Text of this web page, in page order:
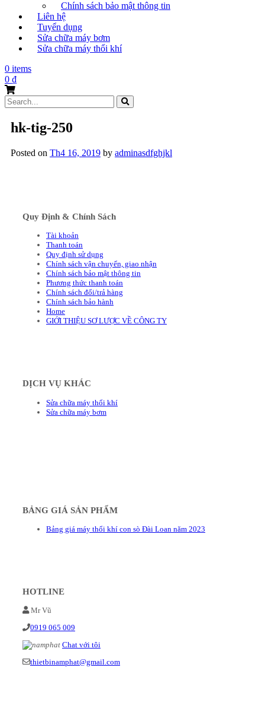
Chính sách bảo mật thông tin
Liên hệ
Tuyển dụng
Sửa chữa máy bơm
Sửa chữa máy thổi khí
0 items
0 ₫
Search
for:
hk-tig-250
Posted on Th4 16, 2019 by adminasdfghjkl
Quy Định & Chính Sách
Tài khoản
Thanh toán
Quy định sử dụng
Chính sách vận chuyển, giao nhận
Chính sách bảo mật thông tin
Phương thức thanh toán
Chính sách đổi/trả hàng
Chính sách bảo hành
Home
GIỚI THIỆU SƠ LƯỢC VỀ CÔNG TY
DỊCH VỤ KHÁC
Sửa chữa máy thổi khí
Sửa chữa máy bơm
BẢNG GIÁ SẢN PHẨM
Bảng giá máy thổi khí con sò Đài Loan năm 2023
HOTLINE
Mr Vũ
0919 065 009
Chat với tôi
thietbinamphat@gmail.com